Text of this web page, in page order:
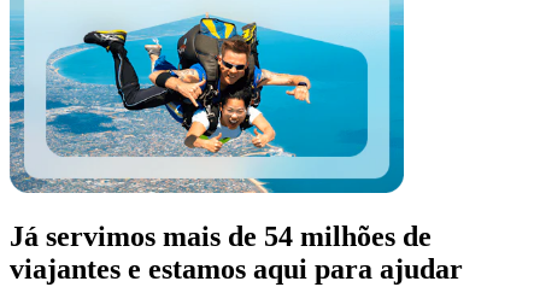
Já servimos mais de 54 milhões de
viajantes e estamos aqui para ajudar